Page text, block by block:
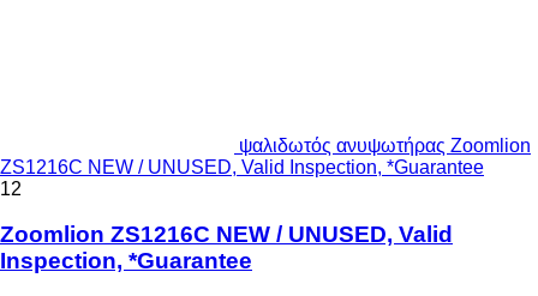
ψαλιδωτός ανυψωτήρας Zoomlion
ZS1216C NEW / UNUSED, Valid Inspection, *Guarantee
12
Zoomlion ZS1216C NEW / UNUSED, Valid
Inspection, *Guarantee